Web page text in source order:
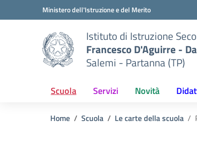
Vai ai contenuti
Vai al menu di navigazioneMinistero dell'Istruzione e del Merito
Istituto di Istruzione
Francesco D'Aguirre -
Salemi - Partanna (TP)
Scuola Servizi Novità
Home Scuola Le carte della scuola